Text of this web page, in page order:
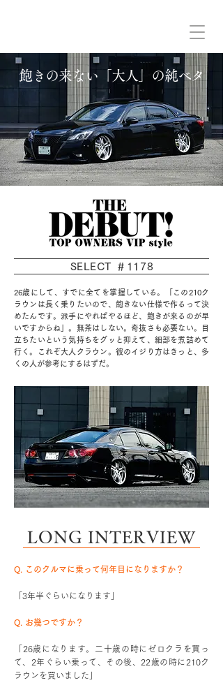
飽きの来ない「大人」の純ベタ
SELECT ＃1178
26歳にして、すでに全てを掌握している。「この210ク
ラウンは長く乗りたいので、飽きない仕様で作るって決
めたんです。派手にやればやるほど、飽きが来るのが早
いですからね」。無茶はしない。奇抜さも必要ない。目
立ちたいという気持ちをグッと抑えて、細部を煮詰めて
行く。これぞ大人クラウン。彼のイジり方はきっと、多
くの人が参考にするはずだ。
LONG INTERVIEW
Q. このクルマに乗って何年目になりますか？
「3年半ぐらいになります」
Q. お幾つですか？
「26歳になります。二十歳の時にゼロクラを買っ
て、2年ぐらい乗って、その後、22歳の時に210ク
ラウンを買いました」